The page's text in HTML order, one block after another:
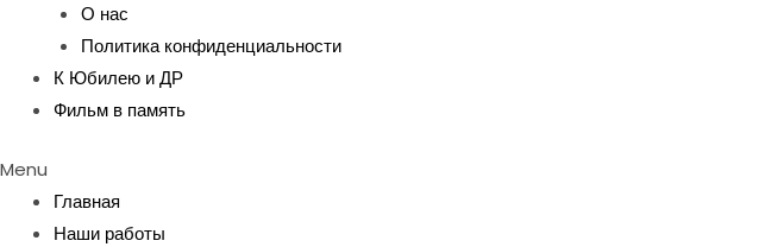
О нас
Политика конфиденциальности
К Юбилею и ДР
Фильм в память
Menu
Главная
Наши работы